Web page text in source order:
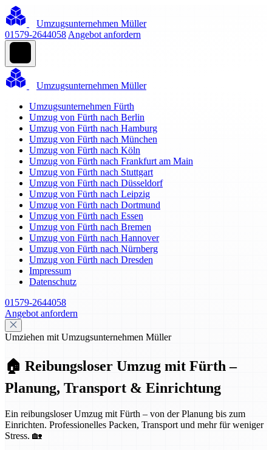
Umzugsunternehmen Müller
01579-2644058 Angebot anfordern
Umzugsunternehmen Müller
Umzugsunternehmen Fürth
Umzug von Fürth nach Berlin
Umzug von Fürth nach Hamburg
Umzug von Fürth nach München
Umzug von Fürth nach Köln
Umzug von Fürth nach Frankfurt am Main
Umzug von Fürth nach Stuttgart
Umzug von Fürth nach Düsseldorf
Umzug von Fürth nach Leipzig
Umzug von Fürth nach Dortmund
Umzug von Fürth nach Essen
Umzug von Fürth nach Bremen
Umzug von Fürth nach Hannover
Umzug von Fürth nach Nürnberg
Umzug von Fürth nach Dresden
Impressum
Datenschutz
01579-2644058
Angebot anfordern
Umziehen mit Umzugsunternehmen Müller
🏠 Reibungsloser Umzug mit Fürth –
Planung, Transport & Einrichtung
Ein reibungsloser Umzug mit Fürth – von der Planung bis zum
Einrichten. Professionelles Packen, Transport und mehr für weniger
Stress. 🏡